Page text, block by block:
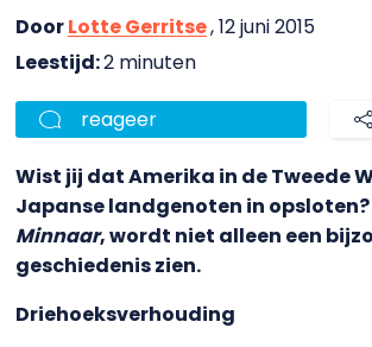
DoorLotte Gerritse, 12 juni 2015
Leestijd:2 minuten
reageer
Wist jij dat Amerika in de Tweede
Japanse landgenoten in
Minnaar, wordt niet alleen een
geschiedenis zien.
Driehoeksverhouding